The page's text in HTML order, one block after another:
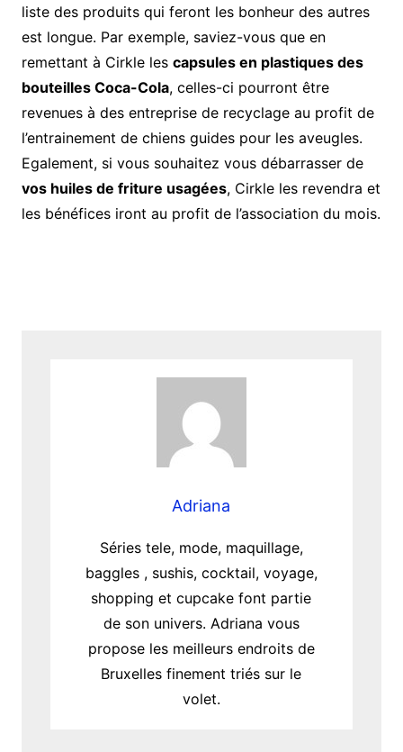
liste des produits qui feront les bonheur des autres
est longue. Par exemple, saviez-vous que en
remettant à Cirkle les capsules en plastiques des
bouteilles Coca-Cola, celles-ci pourront être
revenues à des entreprise de recyclage au profit de
l’entrainement de chiens guides pour les aveugles.
Egalement, si vous souhaitez vous débarrasser de
vos huiles de friture usagées, Cirkle les revendra et
les bénéfices iront au profit de l’association du mois.
Adriana
Séries tele, mode, maquillage,
baggles , sushis, cocktail, voyage,
shopping et cupcake font partie
de son univers. Adriana vous
propose les meilleurs endroits de
Bruxelles finement triés sur le
volet.